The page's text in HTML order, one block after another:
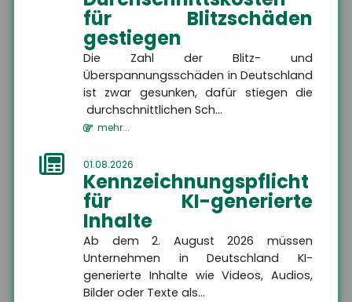
für Blitzschäden
gestiegen
Die Zahl der Blitz- und
Überspannungsschäden in Deutschland
ist zwar gesunken, dafür stiegen die
durchschnittlichen Sch...
mehr...
01.08.2026
Kennzeichnungspflicht
für KI-generierte
Inhalte
Ab dem 2. August 2026 müssen
Unternehmen in Deutschland KI-
generierte Inhalte wie Videos, Audios,
Bilder oder Texte als...
E-Mail
Bitte rufen Sie mich zurück
am
um
Nachricht